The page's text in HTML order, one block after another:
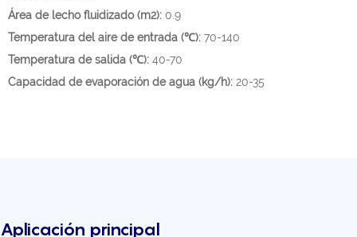
Área de lecho fluidizado (m2): 0.9
Temperatura del aire de entrada (℃): 70-140
Temperatura de salida (℃): 40-70
Capacidad de evaporación de agua (kg/h): 20-35
Aplicación principal